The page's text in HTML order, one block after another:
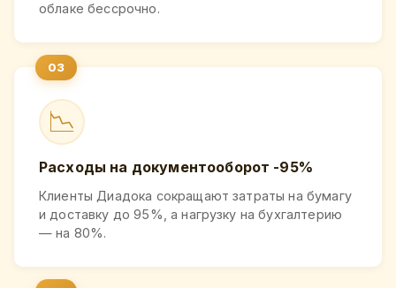
облаке бессрочно.
📉
Расходы на документооборот -95%
Клиенты Диадока сокращают затраты на бумагу
и доставку до 95%, а нагрузку на бухгалтерию
— на 80%.